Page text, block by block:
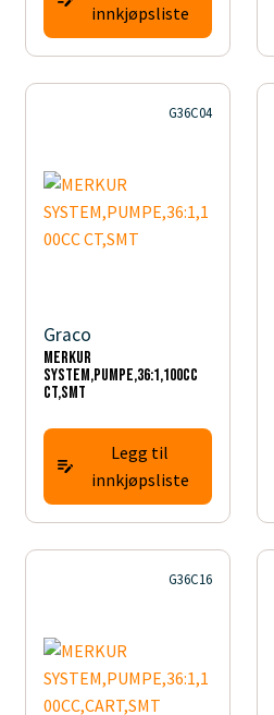
innkjøpsliste
G36C04
Graco
MERKUR
SYSTEM,PUMPE,36:1,100CC
CT,SMT
Legg til
innkjøpsliste
G36C16